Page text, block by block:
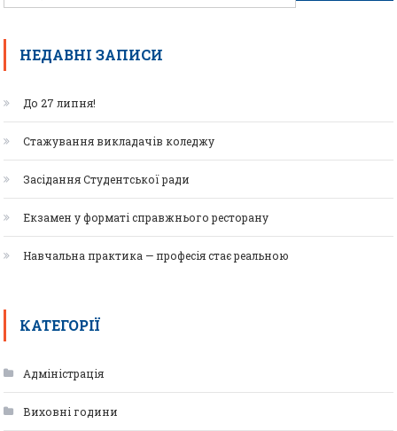
НЕДАВНІ ЗАПИСИ
До 27 липня!
Стажування викладачів коледжу
Засідання Студентської ради
Екзамен у форматі справжнього ресторану
Навчальна практика — професія стає реальною
КАТЕГОРІЇ
Адміністрація
Виховні години